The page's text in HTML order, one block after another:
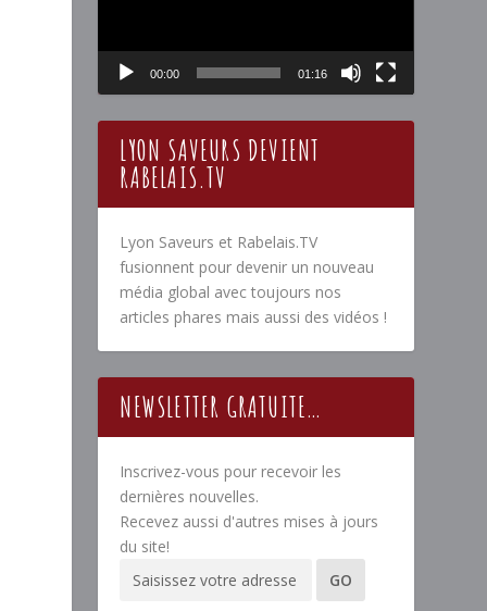
00:00 01:16
LYON SAVEURS DEVIENT
RABELAIS.TV
Lyon Saveurs et Rabelais.TV
fusionnent pour devenir un nouveau
média global avec toujours nos
articles phares mais aussi des vidéos !
NEWSLETTER GRATUITE…
Inscrivez-vous pour recevoir les
dernières nouvelles.
Recevez aussi d'autres mises à jours
du site!